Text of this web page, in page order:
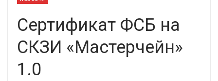
Сертификат ФСБ на
СКЗИ «Мастерчейн»
1.0